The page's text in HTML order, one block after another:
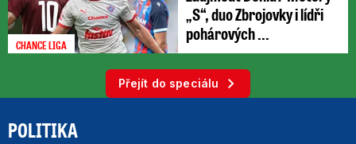
CHANCE LIGA
„S“, duo Zbrojovky i lídři
pohárových ...
Přejít do speciálu
POLITIKA